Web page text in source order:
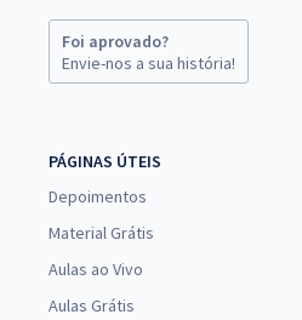
Foi aprovado?
Envie-nos a sua história!
PÁGINAS ÚTEIS
Depoimentos
Material Grátis
Aulas ao Vivo
Aulas Grátis